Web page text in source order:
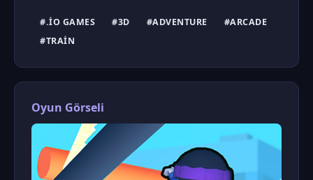
#.IO GAMES #3D #ADVENTURE
#ARCADE
#TRAIN
Oyun Görseli